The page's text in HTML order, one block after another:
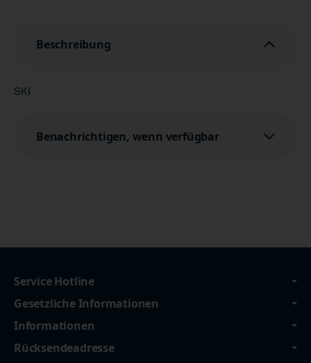
Beschreibung
SKI
Benachrichtigen, wenn verfügbar
Service Hotline
Gesetzliche Informationen
Informationen
Rücksendeadresse